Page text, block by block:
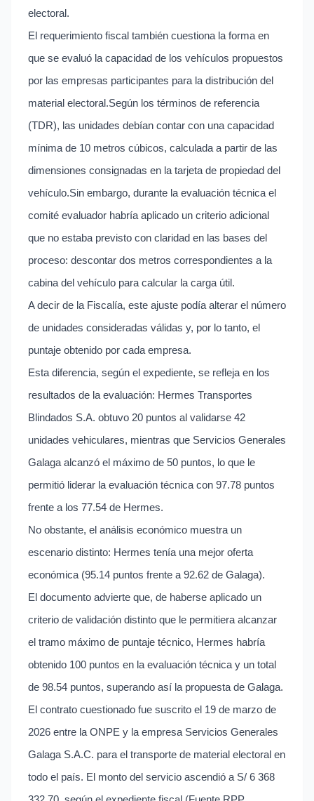
electoral.
El requerimiento fiscal también cuestiona la forma en
que se evaluó la capacidad de los vehículos propuestos
por las empresas participantes para la distribución del
material electoral.Según los términos de referencia
(TDR), las unidades debían contar con una capacidad
mínima de 10 metros cúbicos, calculada a partir de las
dimensiones consignadas en la tarjeta de propiedad del
vehículo.Sin embargo, durante la evaluación técnica el
comité evaluador habría aplicado un criterio adicional
que no estaba previsto con claridad en las bases del
proceso: descontar dos metros correspondientes a la
cabina del vehículo para calcular la carga útil.
A decir de la Fiscalía, este ajuste podía alterar el número
de unidades consideradas válidas y, por lo tanto, el
puntaje obtenido por cada empresa.
Esta diferencia, según el expediente, se refleja en los
resultados de la evaluación: Hermes Transportes
Blindados S.A. obtuvo 20 puntos al validarse 42
unidades vehiculares, mientras que Servicios Generales
Galaga alcanzó el máximo de 50 puntos, lo que le
permitió liderar la evaluación técnica con 97.78 puntos
frente a los 77.54 de Hermes.
No obstante, el análisis económico muestra un
escenario distinto: Hermes tenía una mejor oferta
económica (95.14 puntos frente a 92.62 de Galaga).
El documento advierte que, de haberse aplicado un
criterio de validación distinto que le permitiera alcanzar
el tramo máximo de puntaje técnico, Hermes habría
obtenido 100 puntos en la evaluación técnica y un total
de 98.54 puntos, superando así la propuesta de Galaga.
El contrato cuestionado fue suscrito el 19 de marzo de
2026 entre la ONPE y la empresa Servicios Generales
Galaga S.A.C. para el transporte de material electoral en
todo el país. El monto del servicio ascendió a S/ 6 368